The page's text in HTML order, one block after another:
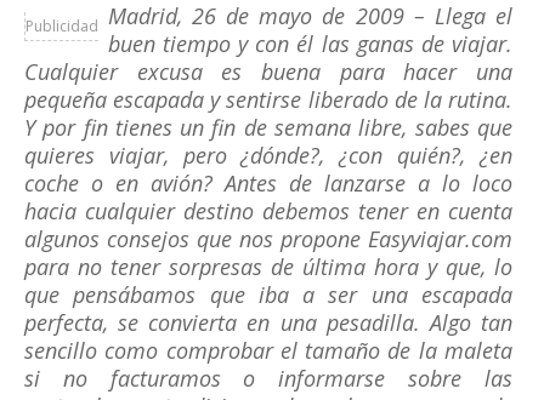
Publicidad Madrid, 26 de mayo de 2009 – Llega el
buen tiempo y con él las ganas de viajar.
Cualquier excusa es buena para hacer una
pequeña escapada y sentirse liberado de la rutina.
Y por fin tienes un fin de semana libre, sabes que
quieres viajar, pero ¿dónde?, ¿con quién?, ¿en
coche o en avión? Antes de lanzarse a lo loco
hacia cualquier destino debemos tener en cuenta
algunos consejos que nos propone Easyviajar.com
para no tener sorpresas de última hora y que, lo
que pensábamos que iba a ser una escapada
perfecta, se convierta en una pesadilla. Algo tan
sencillo como comprobar el tamaño de la maleta
si no facturamos o informarse sobre las